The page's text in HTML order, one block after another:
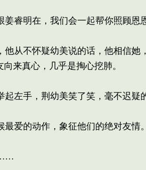
睿明在，我们会一起帮你照顾恩
从不怀疑幼美说的话，他相信她
来真心，几乎是掏心挖肺。
左手，荆幼美笑了笑，毫不迟疑
爱的动作，象征他们的绝对友情